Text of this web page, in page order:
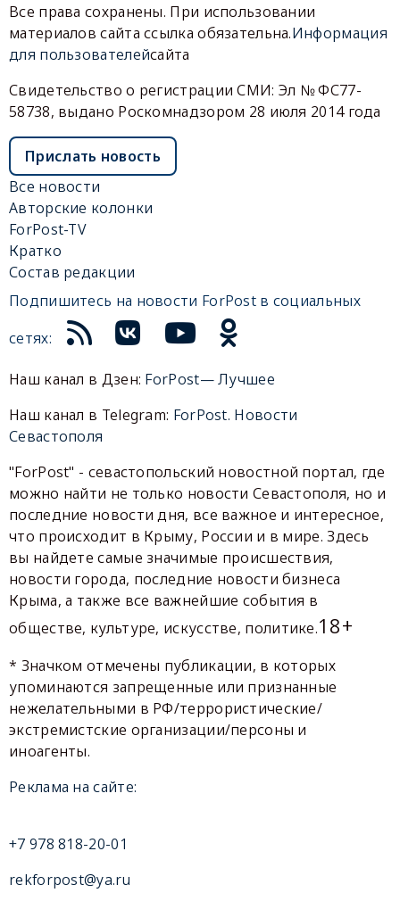
Все права сохранены. При использовании
материалов сайта ссылка обязательна.Информация
для пользователейсайта
Свидетельство о регистрации СМИ: Эл № ФС77-
58738, выдано Роскомнадзором 28 июля 2014 года
Прислать новость
Все новости
Авторские колонки
ForPost-TV
Кратко
Состав редакции
Подпишитесь на новости ForPost в социальных
сетях:
Наш канал в Дзен: ForPost— Лучшее
Наш канал в Telegram: ForPost. Новости
Севастополя
"ForPost" - севастопольский новостной портал, где
можно найти не только новости Севастополя, но и
последние новости дня, все важное и интересное,
что происходит в Крыму, России и в мире. Здесь
вы найдете самые значимые происшествия,
новости города, последние новости бизнеса
Крыма, а также все важнейшие события в
обществе, культуре, искусстве, политике.18+
* Значком отмечены публикации, в которых
упоминаются запрещенные или признанные
нежелательными в РФ/террористические/
экстремистские организации/персоны и
иноагенты.
Реклама на сайте:
+7 978 818-20-01
rekforpost@ya.ru